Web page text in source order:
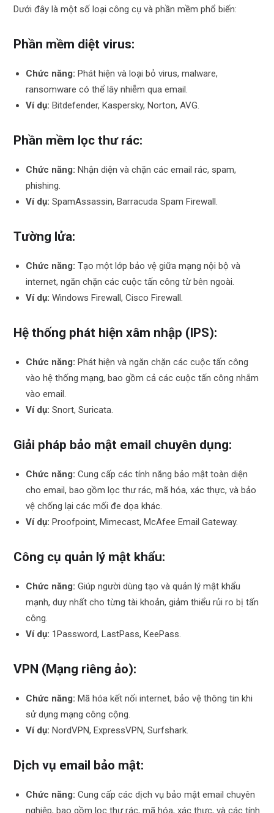
Dưới đây là một số loại công cụ và phần mềm phổ biến:
Phần mềm diệt virus:
Chức năng: Phát hiện và loại bỏ virus, malware,
ransomware có thể lây nhiễm qua email.
Ví dụ: Bitdefender, Kaspersky, Norton, AVG.
Phần mềm lọc thư rác:
Chức năng: Nhận diện và chặn các email rác, spam,
phishing.
Ví dụ: SpamAssassin, Barracuda Spam Firewall.
Tường lửa:
Chức năng: Tạo một lớp bảo vệ giữa mạng nội bộ và
internet, ngăn chặn các cuộc tấn công từ bên ngoài.
Ví dụ: Windows Firewall, Cisco Firewall.
Hệ thống phát hiện xâm nhập (IPS):
Chức năng: Phát hiện và ngăn chặn các cuộc tấn công
vào hệ thống mạng, bao gồm cả các cuộc tấn công nhắm
vào email.
Ví dụ: Snort, Suricata.
Giải pháp bảo mật email chuyên dụng:
Chức năng: Cung cấp các tính năng bảo mật toàn diện
cho email, bao gồm lọc thư rác, mã hóa, xác thực, và bảo
vệ chống lại các mối đe dọa khác.
Ví dụ: Proofpoint, Mimecast, McAfee Email Gateway.
Công cụ quản lý mật khẩu:
Chức năng: Giúp người dùng tạo và quản lý mật khẩu
mạnh, duy nhất cho từng tài khoản, giảm thiểu rủi ro bị tấn
công.
Ví dụ: 1Password, LastPass, KeePass.
VPN (Mạng riêng ảo):
Chức năng: Mã hóa kết nối internet, bảo vệ thông tin khi
sử dụng mạng công cộng.
Ví dụ: NordVPN, ExpressVPN, Surfshark.
Dịch vụ email bảo mật:
Chức năng: Cung cấp các dịch vụ bảo mật email chuyên
nghiệp, bao gồm lọc thư rác, mã hóa, xác thực, và các tính